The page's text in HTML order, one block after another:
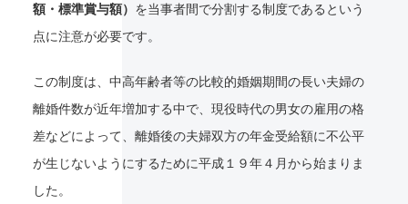
額・標準賞与額） を当事者間で分割する制度であるという
点に注意が必要です。
この制度は、中高年齢者等の比較的婚姻期間の長い夫婦の
離婚件数が近年増加する中で、現役時代の男女の雇用の格
差などによって、離婚後の夫婦双方の年金受給額に不公平
が生じないようにするために平成１９年４月から始まりま
した。